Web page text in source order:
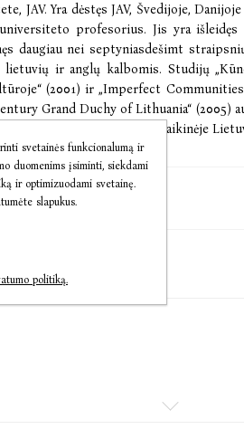
JAV. Yra dėstęs JAV, Švedijoje,
profesorius. Jis yra išleidęs
daugiau nei septyniasdešimt
ir anglų kalbomis. Studijų
(2001) ir „Imperfect
Grand Duchy of Lithuania“ (2005)
viešumas, fantazija šiuolaikinėje
Praneškite man, kai bus
svetainės funkcionalumą ir
duomenims įsiminti, siekdami
ir optimizuodami svetainę.
slapukus.
politiką.